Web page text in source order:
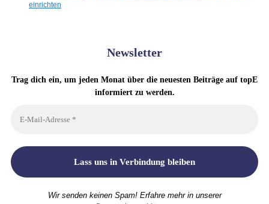
einrichten
Newsletter
Trag dich ein, um jeden Monat über die neuesten Beiträge auf topE
informiert zu werden.
Wir senden keinen Spam! Erfahre mehr in unserer